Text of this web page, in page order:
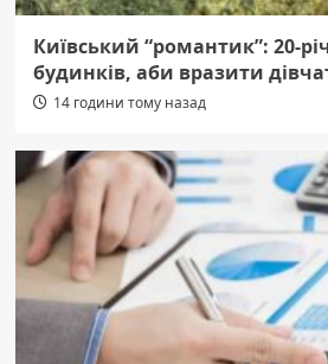
Київський “романтик”: 20-
будинків, аби вразити
14 години тому назад